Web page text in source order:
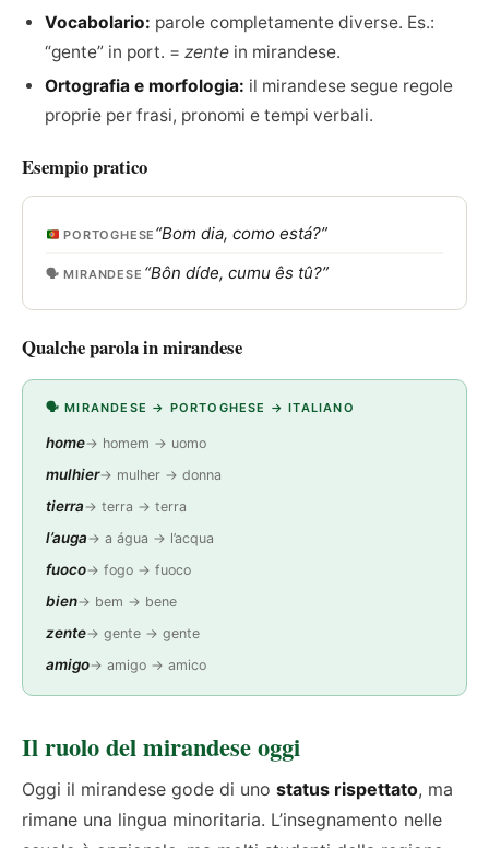
Vocabolario: parole completamente diverse. Es.:
“gente” in port. = zentein mirandese.
Ortografia e morfologia: il mirandese segue regole
proprie per frasi, pronomi e tempi verbali.
Esempio pratico
PORTOGHESE “Bom dia, como está?”
🗣 MIRANDESE “Bôn díde, cumu ês tû?”
Qualche parola in mirandese
🗣 MIRANDESE → PORTOGHESE → ITALIANO
home→ homem → uomo
mulhier→ mulher → donna
tierra→ terra → terra
l’auga→ a água → l’acqua
fuoco→ fogo → fuoco
bien→ bem → bene
zente→ gente → gente
amigo→ amigo → amico
Il ruolo del mirandese oggi
Oggi il mirandese gode di uno status rispettato, ma
rimane una lingua minoritaria. L’insegnamento nelle